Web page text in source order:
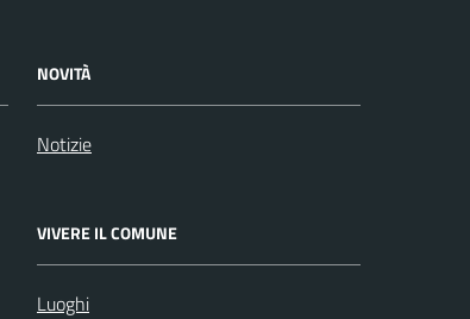
NOVITÀ
Notizie
VIVERE IL COMUNE
Luoghi